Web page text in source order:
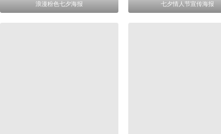
浪漫粉色七夕海报 七夕情人节宣传海报